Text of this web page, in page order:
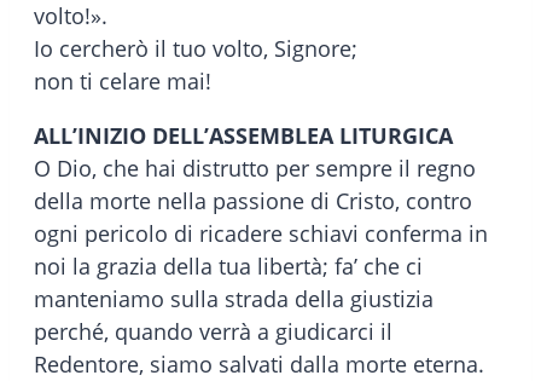
volto!».
Io cercherò il tuo volto, Signore;
non ti celare mai!
ALL’INIZIO DELL’ASSEMBLEA LITURGICA
O Dio, che hai distrutto per sempre il regno
della morte nella passione di Cristo, contro
ogni pericolo di ricadere schiavi conferma in
noi la grazia della tua libertà; fa’ che ci
manteniamo sulla strada della giustizia
perché, quando verrà a giudicarci il
Redentore, siamo salvati dalla morte eterna.